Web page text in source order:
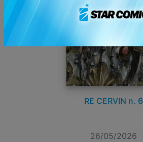
RE CERVIN n. 6
26/05/2026